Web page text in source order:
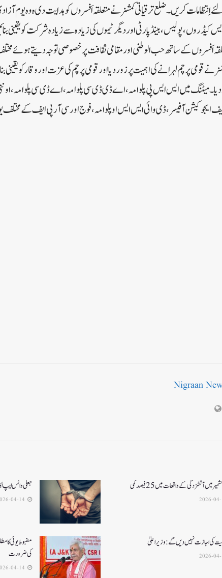
کریں۔ضلع ترقیاتی کمشنر نے متعلقہ اَفسروں کو ہدایت دی ہ وہ یوم
کیڈروں ، پولیس ، بینڈ پارٹی اور دیگر ٹیموں کی زیادہ سے زیادہ شرکت کو یقینی
اَفسروں کے ساتھ حب الوطنی اور مقامی ثقافت پر خصوصی توجہ دیتے ہوئے
نے قومی پرچم لہرانے کی اہمیت پر زور دیا اور قومی پرچم کی عزت اور وقار کو
میں ایس ایس پی پلوامہ ، اے ڈی ڈی سی پلوامہ ، اے ڈی سی پلوامہ ،
ایجوکیشن آفیسر ، ڈی وائی ایس ایس او پلوامہ ، فوج اور سی آر پی ایف کے
Nigraan
میں آتشزدگی کے واقعات میں 25فیصد کمی جعلی واٹس ایپ
کی اجازت نہیں دیں گے: وزیر اعلیٰ
مضبوط یوٹی کا
کی ضرورت